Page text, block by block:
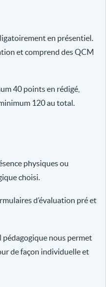
en présentiel.
et comprend des QCM
40 points en rédigé,
120 au total.
physiques ou
choisi.
d’évaluation pré et
nous permet
de façon individuelle et